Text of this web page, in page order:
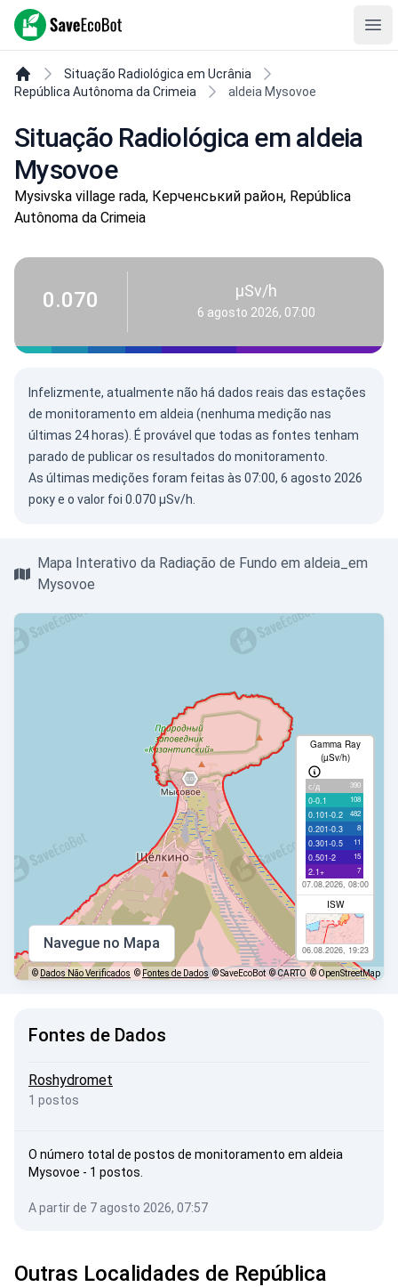
SaveEcoBot
Situação Radiológica em Ucrânia
República Autônoma da Crimeia
aldeia Mysovoe
Situação Radiológica em aldeia
Mysovoe
Mysivska village rada, Керченський район, República
Autônoma da Crimeia
0.070 µSv/h
6 agosto 2026, 07:00
Infelizmente, atualmente não há dados reais das estações
de monitoramento em aldeia (nenhuma medição nas
últimas 24 horas). É provável que todas as fontes tenham
parado de publicar os resultados do monitoramento.
As últimas medições foram feitas às 07:00, 6 agosto 2026
року e o valor foi 0.070 µSv/h.
Mapa Interativo da Radiação de Fundo em aldeia_em
Mysovoe
Gamma Ray
(µSv/h)
с/д 390
0-0.1 108
0.101-0.2 482
0.201-0.3 8
0.301-0.5 11
0.501-2 15
2.1+ 7
07.08.2026, 08:00
ISW
06.08.2026, 19:23
Navegue no Mapa
© Dados Não Verificados © Fontes de Dados © SaveEcoBot © CARTO © OpenStreetMap
Fontes de Dados
Roshydromet
1 postos
O número total de postos de monitoramento em aldeia
Mysovoe - 1 postos.
A partir de 7 agosto 2026, 07:57
Outras Localidades de República